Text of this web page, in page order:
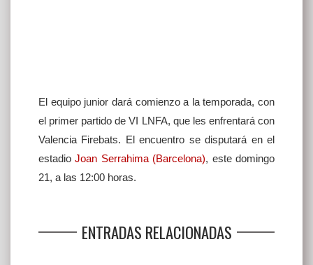
El equipo junior dará comienzo a la temporada, con
el primer partido de VI LNFA, que les enfrentará con
Valencia Firebats. El encuentro se disputará en el
estadioJoan Serrahima (Barcelona), este domingo
21, a las 12:00 horas.
ENTRADAS RELACIONADAS